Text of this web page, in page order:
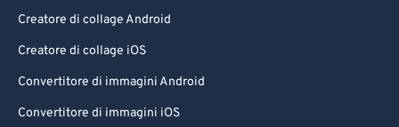
Creatore di collage Android
Creatore di collage iOS
Convertitore di immagini Android
Convertitore di immagini iOS